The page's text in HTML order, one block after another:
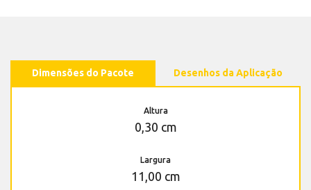
Dimensões do Pacote Desenhos da Aplicação
Altura
0,30 cm
Largura
11,00 cm